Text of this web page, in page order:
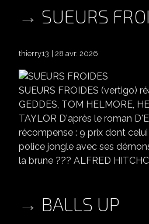
SUEURS
thierry13 28 avr. 2026
SUEURS FROIDES (vertigo)
GEDDES, TOM HELMORE,
TAYLOR D'après le roman
récompense : 9 prix dont
police jongle avec ses
la brune ??? ALFRED
BALLS UP